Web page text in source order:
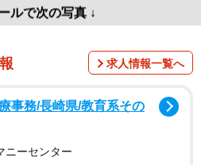
ルで次の写真 ↓
求人情報一覧へ
事務/長崎県/教育系その
ニーセンター